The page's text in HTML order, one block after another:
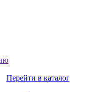
Перейти в каталог